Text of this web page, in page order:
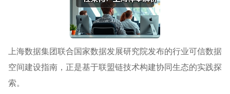
上海数据集团联合国家数据发展研究院发布的行业可信数据
空间建设指南，正是基于联盟链技术构建协同生态的实践探
索。